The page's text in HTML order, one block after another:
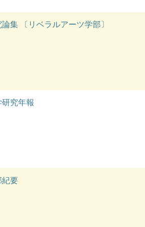
集 〔リベラルアーツ学部〕
究年報
紀要